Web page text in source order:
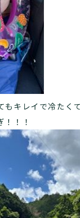
もキレイで冷たく
！！